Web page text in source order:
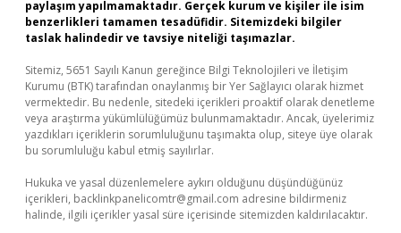
paylaşım yapılmamaktadır. Gerçek kurum ve kişiler ile isim
benzerlikleri tamamen tesadüfidir. Sitemizdeki bilgiler
taslak halindedir ve tavsiye niteliği taşımazlar.
Sitemiz, 5651 Sayılı Kanun gereğince Bilgi Teknolojileri ve İletişim
Kurumu (BTK) tarafından onaylanmış bir Yer Sağlayıcı olarak hizmet
vermektedir. Bu nedenle, sitedeki içerikleri proaktif olarak denetleme
veya araştırma yükümlülüğümüz bulunmamaktadır. Ancak, üyelerimiz
yazdıkları içeriklerin sorumluluğunu taşımakta olup, siteye üye olarak
bu sorumluluğu kabul etmiş sayılırlar.
Hukuka ve yasal düzenlemelere aykırı olduğunu düşündüğünüz
içerikleri, backlinkpanelicomtr@gmail.com adresine bildirmeniz
halinde, ilgili içerikler yasal süre içerisinde sitemizden kaldırılacaktır.